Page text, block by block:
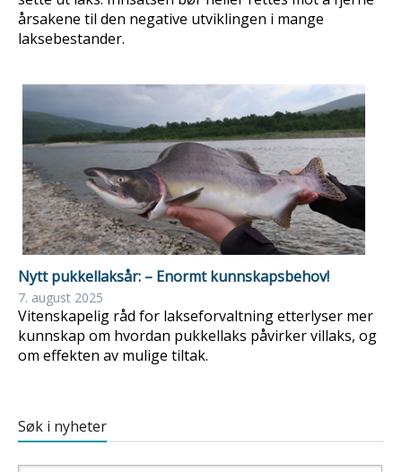
årsakene til den negative utviklingen i mange
laksebestander.
Nytt pukkellaksår: – Enormt kunnskapsbehov!
7. august 2025
Vitenskapelig råd for lakseforvaltning etterlyser mer
kunnskap om hvordan pukkellaks påvirker villaks, og
om effekten av mulige tiltak.
Søk i nyheter